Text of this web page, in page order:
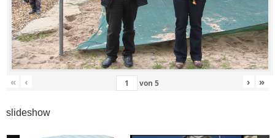
« ‹ von 5 › »
slideshow